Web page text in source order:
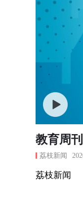
教育周
荔枝新闻
荔枝新闻